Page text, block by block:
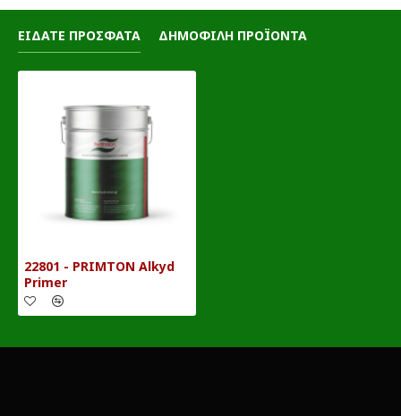
ΕΙΔΑΤΕ ΠΡΟΣΦΑΤΑ ΔΗΜΟΦΙΛΗ ΠΡΟΪΟΝΤΑ
22801 - PRIMTON Alkyd
Primer